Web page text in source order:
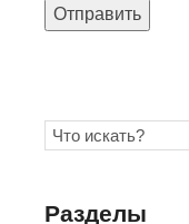
Отправить
Разделы